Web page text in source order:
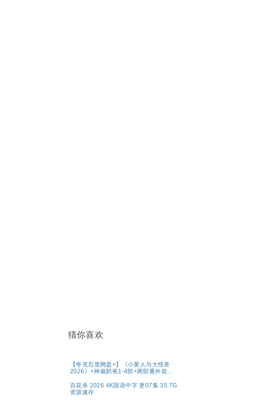
猜你喜欢
【夸克百度网盘+】《小黄人与大怪兽
2026》+神偷奶爸1-4部+两部番外前传
百花杀 2026 4K国语中字 更07集 35.7G
资源速存